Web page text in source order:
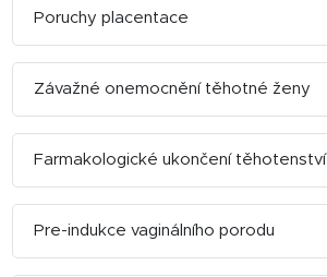
Poruchy placentace
Závažné onemocnění těhotné ženy
Farmakologické ukončení těhotenství
Pre-indukce vaginálního porodu